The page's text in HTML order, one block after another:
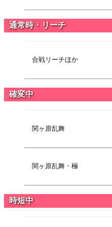
通常時・リーチ
合戦リーチほか
確変中
関ヶ原乱舞
関ヶ原乱舞・極
時短中